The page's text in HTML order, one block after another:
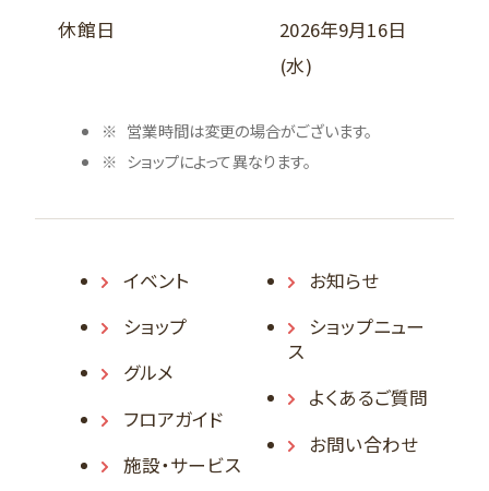
休館日
2026年9月16日
(水)
営業時間は変更の場合がございます。
ショップによって異なります。
イベント
ショップ
グルメ
フロアガイド
施設・サービス
お知らせ
ショップニュー
ス
よくあるご質問
お問い合わせ